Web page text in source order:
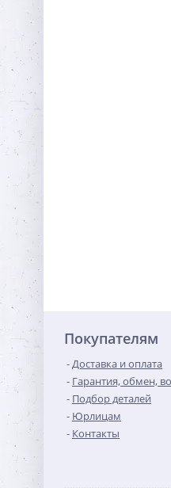
Покупателям
Доставка и оплата
Гарантия, обмен,
Подбор деталей
Юрлицам
Контакты